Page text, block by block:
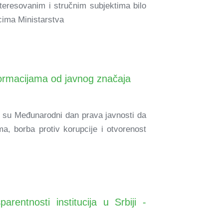
i stručnim subjektima bilo
Ministarstva
od javnog značaja
Međunarodni dan prava javnosti da
borba protiv korupcije i otvorenost
institucija u Srbiji -